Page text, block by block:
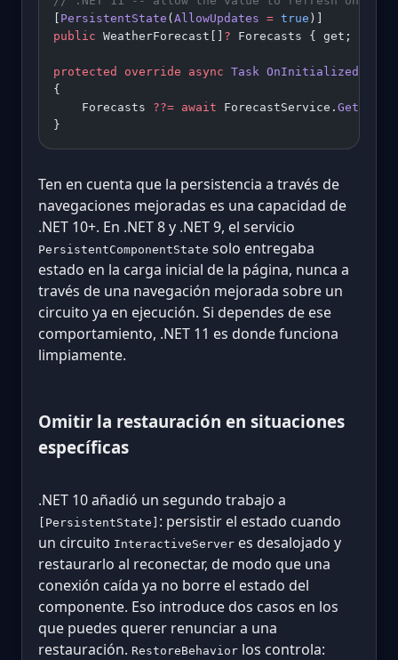
[ PersistentState (AllowUpdates = true )]
public WeatherForecast[] ? Forecasts { get; set;
protected override async Task OnInitializedAsync
{
    Forecasts
??= await ForecastService.
}
Ten en cuenta que la persistencia a través de
navegaciones mejoradas es una capacidad de
.NET 10+. En .NET 8 y .NET 9, el servicio
PersistentComponentState solo entregaba
estado en la carga inicial de la página, nunca a
través de una navegación mejorada sobre un
circuito ya en ejecución. Si dependes de ese
comportamiento, .NET 11 es donde funciona
limpiamente.
Omitir la restauración en situaciones
específicas
.NET 10 añadió un segundo trabajo a
[PersistentState] : persistir el estado cuando
un circuito InteractiveServer es desalojado y
restaurarlo al reconectar, de modo que una
conexión caída ya no borre el estado del
componente. Eso introduce dos casos en los
que puedes querer renunciar a una
restauración. RestoreBehavior los controla: